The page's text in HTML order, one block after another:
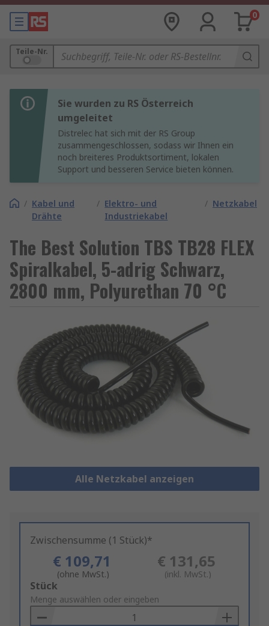
0
Teile-Nr.
Sie wurden zu RS Österreich
umgeleitet
Distrelec hat sich mit der RS Group
zusammengeschlossen, sodass wir Ihnen ein
noch breiteres Produktsortiment, lokalen
Support und besseren Service bieten können.
/ Kabel und
Drähte
/ Elektro- und
Industriekabel
/ Netzkabel
The Best Solution TBS TB28 FLEX
Spiralkabel, 5-adrig Schwarz,
2800 mm, Polyurethan 70 °C
Alle Netzkabel anzeigen
Zwischensumme (1 Stück)*
€ 109,71
(ohne MwSt.)
€ 131,65
(inkl. MwSt.)
Add
to
Basket
Stück
Menge auswählen oder eingeben